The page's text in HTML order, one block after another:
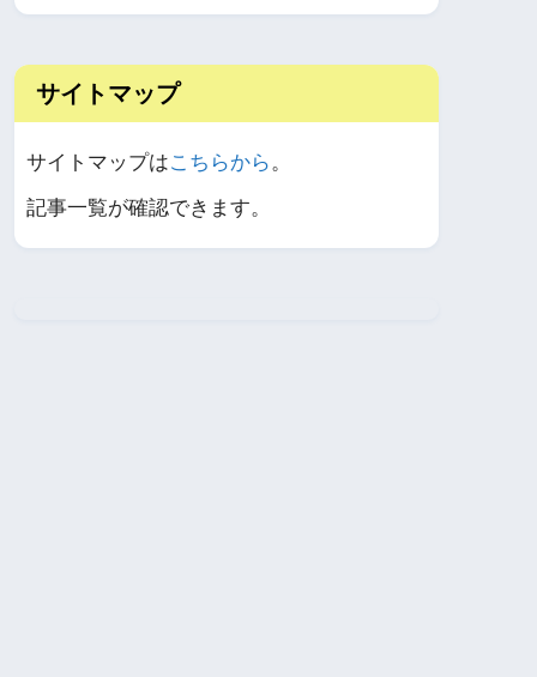
サイトマップ
サイトマップはこちらから 。
記事一覧が確認できます。